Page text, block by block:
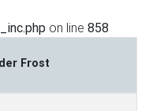
on line 858
der Frost